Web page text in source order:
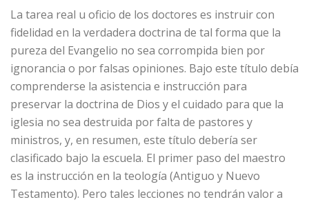
La tarea real u oficio de los doctores es instruir con
fidelidad en la verdadera doctrina de tal forma que la
pureza del Evangelio no sea corrompida bien por
ignorancia o por falsas opiniones. Bajo este título debía
comprenderse la asistencia e instrucción para
preservar la doctrina de Dios y el cuidado para que la
iglesia no sea destruida por falta de pastores y
ministros, y, en resumen, este título debería ser
clasificado bajo la escuela. El primer paso del maestro
es la instrucción en la teología (Antiguo y Nuevo
Testamento). Pero tales lecciones no tendrán valor a